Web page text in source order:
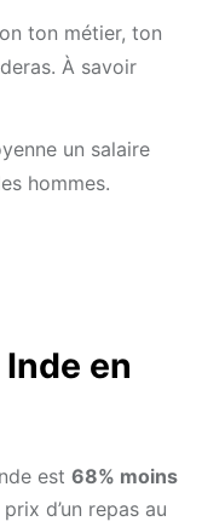
ton métier, ton
À savoir
un salaire
hommes.
en
est 68% moins
d’un repas au